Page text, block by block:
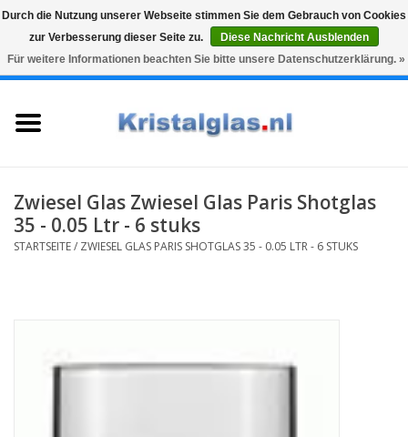
Snelle levering
Graveren
0 Artikel - €0,00
Karaffen
Glasgravur fur karaffe und
Geschenke
Zwiesel Glas Zwiesel Glas Paris Shotglas
35 - 0.05 Ltr - 6 stuks
STARTSEITE/ ZWIESEL GLAS PARIS SHOTGLAS 35 - 0.05 LTR - 6 STUKS
Durch die Nutzung unserer Webseite stimmen Sie dem Gebrauch von Cookies
zur Verbesserung dieser Seite zu.
Diese Nachricht Ausblenden
Für weitere Informationen beachten Sie bitte unsere Datenschutzerklärung. »